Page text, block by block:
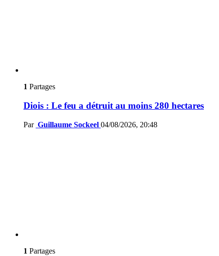
1 Partages
Diois : Le feu a détruit au moins 280 hectares
Par Guillaume Sockeel 04/08/2026, 20:48
1 Partages